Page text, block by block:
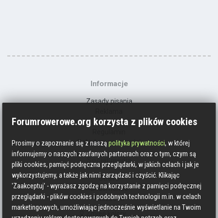
Informacje
Zasady pisania
Kontakt
Polityka prywatności
Social media
Strava
Endomondo
Facebook
Zmień kolory
Forumrowerowe.org korzysta z plików cookies
Prosimy o zapoznanie się z nasząpolityka prywatności, w której
informujemy o naszych zaufanych partnerach oraz o tym, czym są
pliki cookies, pamięć podręczna przeglądarki, w jakich celach i jak je
wykorzystujemy, a także jak nimi zarządzać i czyścić. Klikając
'Zaakceptuj' - wyrażasz zgodzę na korzystanie z pamięci podręcznej
przeglądarki - plików cookies i podobnych technologii m.in. w celach
marketingowych, umożliwiając jednocześnie wyświetlanie na Twoim